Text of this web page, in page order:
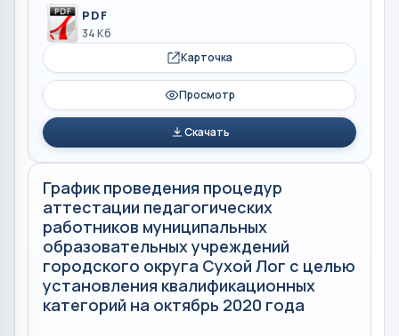
PDF
34 Кб
Карточка
Просмотр
Скачать
График проведения процедур
аттестации педагогических
работников муниципальных
образовательных учреждений
городского округа Сухой Лог с целью
установления квалификационных
категорий на октябрь 2020 года